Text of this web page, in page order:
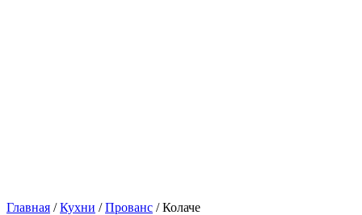
Главная /Кухни /Прованс / Колаче